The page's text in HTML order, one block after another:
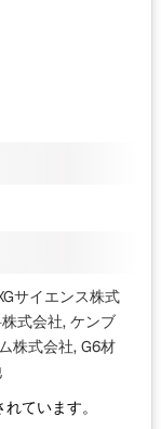
サイエンス株式
式会社, ケンブ
株式会社, G6材
ています。